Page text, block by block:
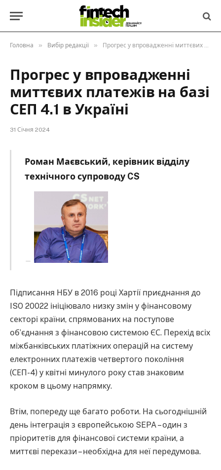
Головна » Вибір редакції » Прогрес у впровадженні миттєвих платежів на базі СЕП 4.1 в Україні
Прогрес у впровадженні
миттєвих платежів на базі
СЕП 4.1 в Україні
31 Січня 2024
Роман Маєвський, керівник відділу
технічного супроводу CS
Підписання НБУ в 2016 році Хартії приєднання до
ISO 20022 ініціювало низку змін у фінансовому
секторі країни, спрямованих на поступове
об’єднання з фінансовою системою ЄС. Перехід всіх
міжбанківських платіжних операцій на систему
електронних платежів четвертого покоління
(СЕП-4) у квітні минулого року став знаковим
кроком в цьому напрямку.
Втім, попереду ще багато роботи. На сьогоднішній
день інтеграція з європейською SEPA – один з
пріоритетів для фінансової системи країни, а
миттєві перекази – необхідна для неї передумова.